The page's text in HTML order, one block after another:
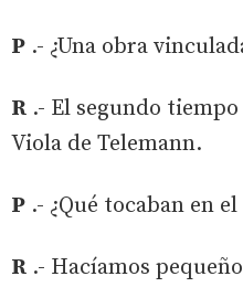
P .- ¿Una obra
R .- El segundo
Viola de Telemann.
P .- ¿Qué tocaban en
R .- Hacíamos